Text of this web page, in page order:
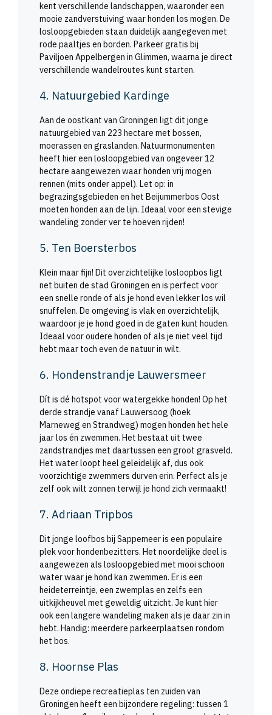
kent verschillende landschappen, waaronder een
mooie zandverstuiving waar honden los mogen. De
losloopgebieden staan duidelijk aangegeven met
rode paaltjes en borden. Parkeer gratis bij
Paviljoen Appelbergen in Glimmen, waarna je direct
verschillende wandelroutes kunt starten.
4. Natuurgebied Kardinge
Aan de oostkant van Groningen ligt dit jonge
natuurgebied van 223 hectare met bossen,
moerassen en graslanden. Natuurmonumenten
heeft hier een losloopgebied van ongeveer 12
hectare aangewezen waar honden vrij mogen
rennen (mits onder appel). Let op: in
begrazingsgebieden en het Beijummerbos Oost
moeten honden aan de lijn. Ideaal voor een stevige
wandeling zonder ver te hoeven rijden!
5. Ten Boersterbos
Klein maar fijn! Dit overzichtelijke losloopbos ligt
net buiten de stad Groningen en is perfect voor
een snelle ronde of als je hond even lekker los wil
snuffelen. De omgeving is vlak en overzichtelijk,
waardoor je je hond goed in de gaten kunt houden.
Ideaal voor oudere honden of als je niet veel tijd
hebt maar toch even de natuur in wilt.
6. Hondenstrandje Lauwersmeer
Dít is dé hotspot voor watergekke honden! Op het
derde strandje vanaf Lauwersoog (hoek
Marneweg en Strandweg) mogen honden het hele
jaar los én zwemmen. Het bestaat uit twee
zandstrandjes met daartussen een groot grasveld.
Het water loopt heel geleidelijk af, dus ook
voorzichtige zwemmers durven erin. Perfect als je
zelf ook wilt zonnen terwijl je hond zich vermaakt!
7. Adriaan Tripbos
Dit jonge loofbos bij Sappemeer is een populaire
plek voor hondenbezitters. Het noordelijke deel is
aangewezen als losloopgebied met mooi schoon
water waar je hond kan zwemmen. Er is een
heideterreintje, een zwemplas en zelfs een
uitkijkheuvel met geweldig uitzicht. Je kunt hier
ook een langere wandeling maken als je daar zin in
hebt. Handig: meerdere parkeerplaatsen rondom
het bos.
8. Hoornse Plas
Deze ondiepe recreatieplas ten zuiden van
Groningen heeft een bijzondere regeling: tussen 1